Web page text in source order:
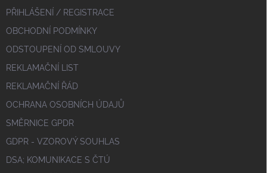
PŘIHLÁŠENÍ / REGISTRACE
OBCHODNÍ PODMÍNKY
ODSTOUPENÍ OD SMLOUVY
REKLAMAČNÍ LIST
REKLAMAČNÍ ŘÁD
OCHRANA OSOBNÍCH ÚDAJŮ
SMĚRNICE GPDR
GDPR - VZOROVÝ SOUHLAS
DSA; KOMUNIKACE S ČTÚ